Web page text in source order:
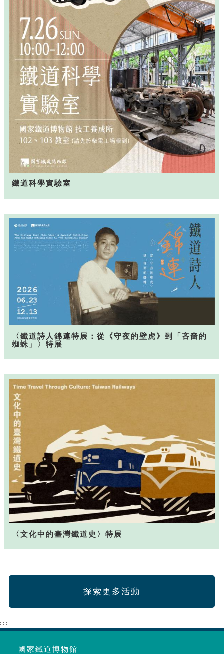
鐵道科學實驗室
〈鐵道詩人錦連特展：從《守夜的壁虎》到「吝嗇的
蜘蛛」〉特展
〈文化中的臺灣鐵道史〉特展
探索更多活動
:::
國家鐵道博物館